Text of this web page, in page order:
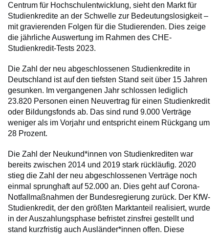
Centrum für Hochschulentwicklung, sieht den Markt für
Studienkredite an der Schwelle zur Bedeutungslosigkeit –
mit gravierenden Folgen für die Studierenden. Dies zeige
die jährliche Auswertung im Rahmen des CHE-
Studienkredit-Tests 2023.
Die Zahl der neu abgeschlossenen Studienkredite in
Deutschland ist auf den tiefsten Stand seit über 15 Jahren
gesunken. Im vergangenen Jahr schlossen lediglich
23.820 Personen einen Neuvertrag für einen Studienkredit
oder Bildungsfonds ab. Das sind rund 9.000 Verträge
weniger als im Vorjahr und entspricht einem Rückgang um
28 Prozent.
Die Zahl der Neukund*innen von Studienkrediten war
bereits zwischen 2014 und 2019 stark rückläufig. 2020
stieg die Zahl der neu abgeschlossenen Verträge noch
einmal sprunghaft auf 52.000 an. Dies geht auf Corona-
Notfallmaßnahmen der Bundesregierung zurück. Der KfW-
Studienkredit, der den größten Marktanteil realisiert, wurde
in der Auszahlungsphase befristet zinsfrei gestellt und
stand kurzfristig auch Ausländer*innen offen. Diese